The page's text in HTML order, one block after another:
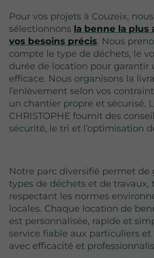
Pour vos projets à Couzeix, nous
sélectionnons la benne la plus
vos besoins précis. Nous
compte le type de déchets, le
durée de location pour garantir
efficace. Nous organisons la
l’enlèvement selon vos
un chantier propre et sécurisé.
CHRISTOPHE fournit des
sécurité, le tri et l’optimisation
Notre parc diversifié permet de
types de déchets et de travaux,
respectant les normes
locales. Chaque location de
est personnalisée, rapide et
service fiable aux particuliers et
avec efficacité et